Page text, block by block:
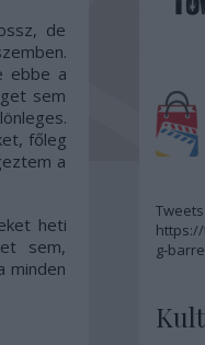
de
ebbe a
sem
főleg
a
heti
sem,
minden
g-